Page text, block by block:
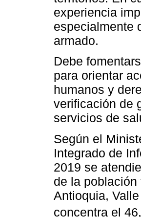
experiencia
especialmente
armado.
Debe
para orientar
humanos y
verificación de
servicios de
Según el
Integrado de
2019 se
de la
Antioquia,
concentra el